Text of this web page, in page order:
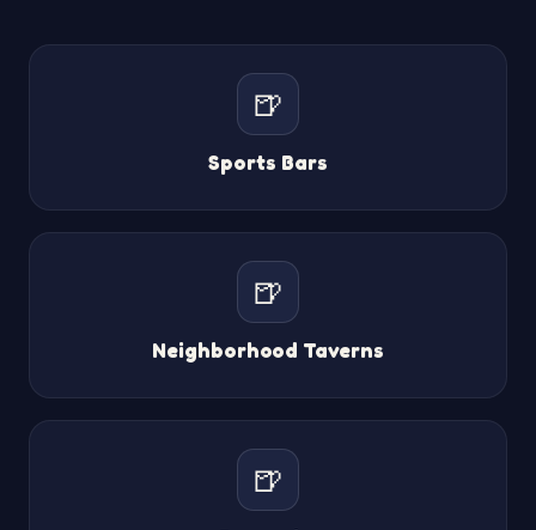
🍺
Sports Bars
🍺
Neighborhood Taverns
🍺